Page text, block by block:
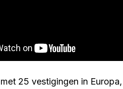
25 vestigingen in